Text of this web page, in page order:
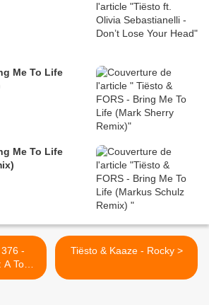
Me To Life
Me To Life
Town
Tiësto & Kaaze - Rocky >